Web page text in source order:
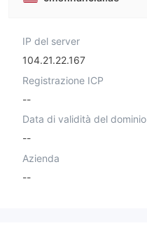
IP del server
104.21.22.167
Registrazione ICP
--
Data di validità del dominio
--
Azienda
--